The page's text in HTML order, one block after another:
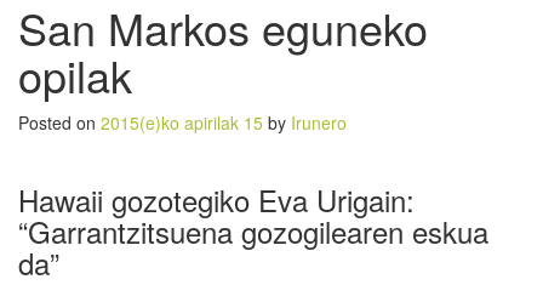
San Markos eguneko
opilak
Posted on 2015(e)ko apirilak 15 by Irunero
Hawaii gozotegiko Eva Urigain:
“Garrantzitsuena gozogilearen eskua
da”